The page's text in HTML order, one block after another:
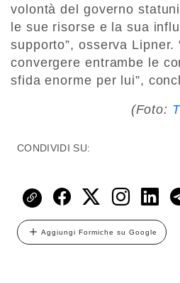
volontà del governo
le sue risorse e la sua
supporto”, osserva Lipner.
convergere entrambe le
sfida enorme per lui”,
(Foto:
CONDIVIDI SU:
Aggiungi Formiche su Google